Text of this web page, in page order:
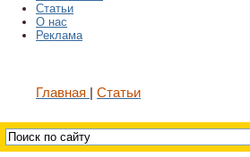
Статьи
О нас
Реклама
Главная Статьи